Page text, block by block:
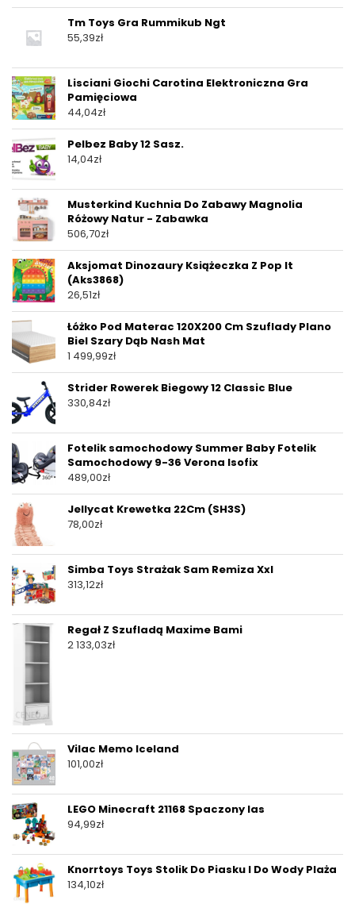
Tm Toys Gra Rummikub Ngt
55,39zł
Lisciani Giochi Carotina Elektroniczna Gra
Pamięciowa
44,04zł
Pelbez Baby 12 Sasz.
14,04zł
Musterkind Kuchnia Do Zabawy Magnolia
Różowy Natur - Zabawka
506,70zł
Aksjomat Dinozaury Książeczka Z Pop It
(Aks3868)
26,51zł
Łóżko Pod Materac 120X200 Cm Szuflady Plano
Biel Szary Dąb Nash Mat
1 499,99zł
Strider Rowerek Biegowy 12 Classic Blue
330,84zł
Fotelik samochodowy Summer Baby Fotelik
Samochodowy 9-36 Verona Isofix
489,00zł
Jellycat Krewetka 22Cm (SH3S)
78,00zł
Simba Toys Strażak Sam Remiza Xxl
313,12zł
Regał Z Szufladą Maxime Bami
2 133,03zł
Vilac Memo Iceland
101,00zł
LEGO Minecraft 21168 Spaczony las
94,99zł
Knorrtoys Toys Stolik Do Piasku I Do Wody Plaża
134,10zł